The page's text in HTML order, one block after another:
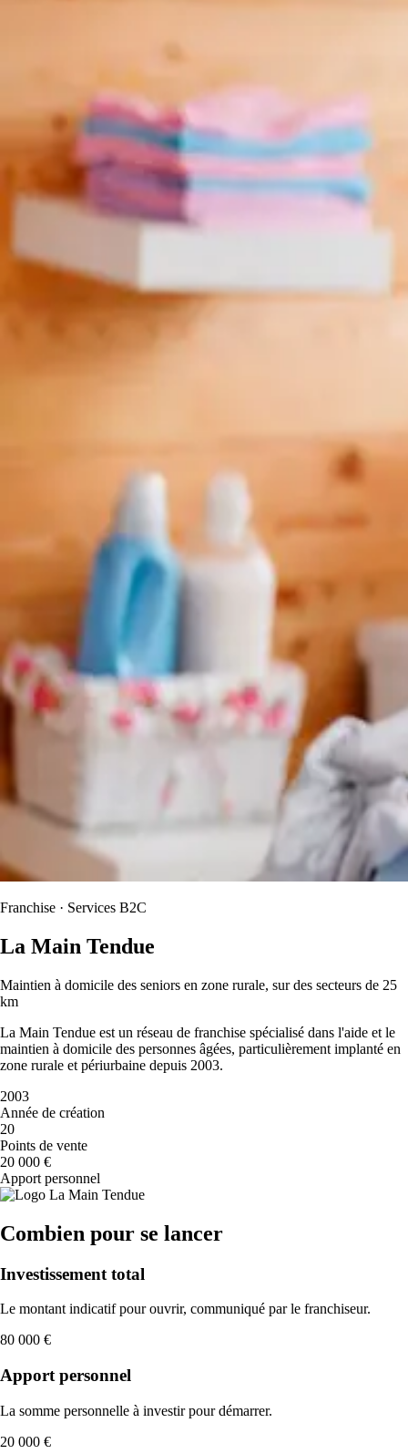
Franchise · Services B2C
La Main Tendue
Maintien à domicile des seniors en zone rurale, sur des secteurs de 25
km
La Main Tendue est un réseau de franchise spécialisé dans l'aide et le
maintien à domicile des personnes âgées, particulièrement implanté en
zone rurale et périurbaine depuis 2003.
2003
Année de création
20
Points de vente
20 000 €
Apport personnel
Combien pour se lancer
Investissement total
Le montant indicatif pour ouvrir, communiqué par le franchiseur.
80 000 €
Apport personnel
La somme personnelle à investir pour démarrer.
20 000 €